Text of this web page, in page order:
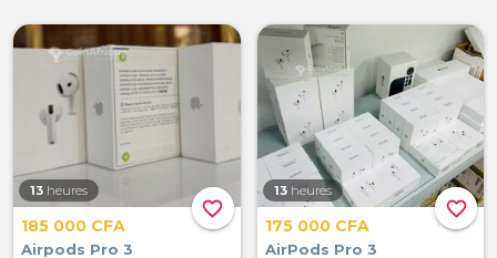
favorite_border
13 heures
185 000 CFA
Airpods Pro 3
favorite_border
13 heures
175 000 CFA
AirPods Pro 3